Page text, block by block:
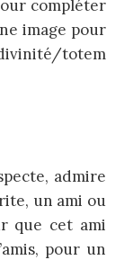
compléter
image pour
totem
admire
un ami ou
que cet ami
pour un